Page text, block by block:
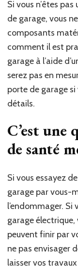
Si vous n’êtes
de garage, vous
composants
comment il est
garage à l’aide
serez pas en
porte de garage si
détails.
C’est une
de santé
Si vous essayez
garage par vous-
l’endommager.
garage
peuvent finir par
ne pas envisager
laisser vos